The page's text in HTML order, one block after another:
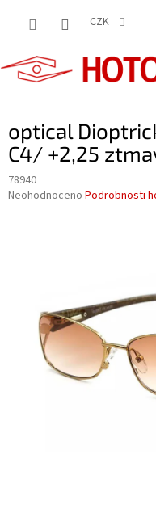
CZK
optical
C4/ +2,25
78940
Průměrné
Neohodnoceno Podrobnosti